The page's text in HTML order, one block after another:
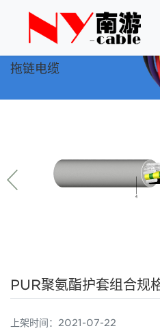
拖链电缆
PUR聚氨酯护套组合规
上架时间：2021-07-22